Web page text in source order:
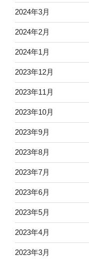
2024年3月
2024年2月
2024年1月
2023年12月
2023年11月
2023年10月
2023年9月
2023年8月
2023年7月
2023年6月
2023年5月
2023年4月
2023年3月